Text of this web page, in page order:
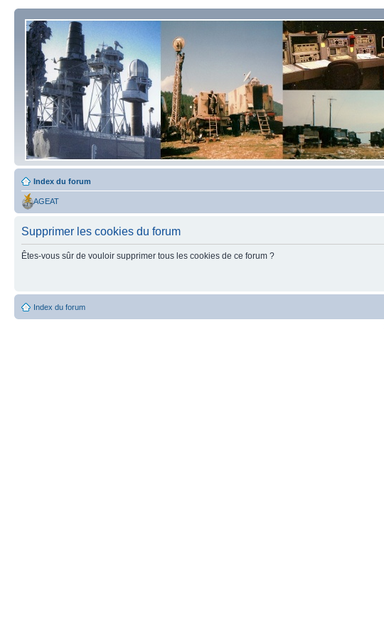
Index du forum
AGEAT
Supprimer les cookies du forum
Êtes-vous sûr de vouloir supprimer tous les cookies de ce forum ?
Index du forum